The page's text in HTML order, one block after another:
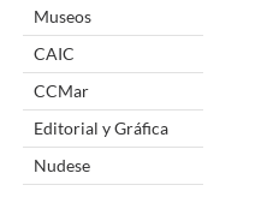
Museos
CAIC
CCMar
Editorial y Gráfica
Nudese